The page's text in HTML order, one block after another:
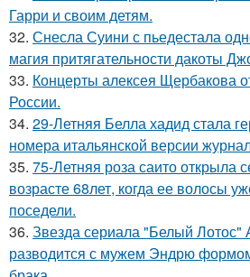
Гарри и своим детям.
32. Снесла Суини с пьедестала
магия притягательности дакоты
33. Концерты алексея Щербакова
России.
34. 29-Летняя Белла хадид стала
номера итальянской версии
35. 75-Летняя роза саито открыла
возрасте 68лет, когда ее волосы
поседели.
36. Звезда сериала "Белый Лотос"
разводится с мужем Эндрю